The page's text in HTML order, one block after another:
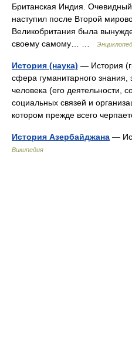
Британская Индия.
наступил после Второй
Великобритания была
своему самому… …
История (наука) — История
сфера гуманитарного
человека (его деятельности,
социальных связей и
котором прежде всего
История Азербайджана —
Википедия